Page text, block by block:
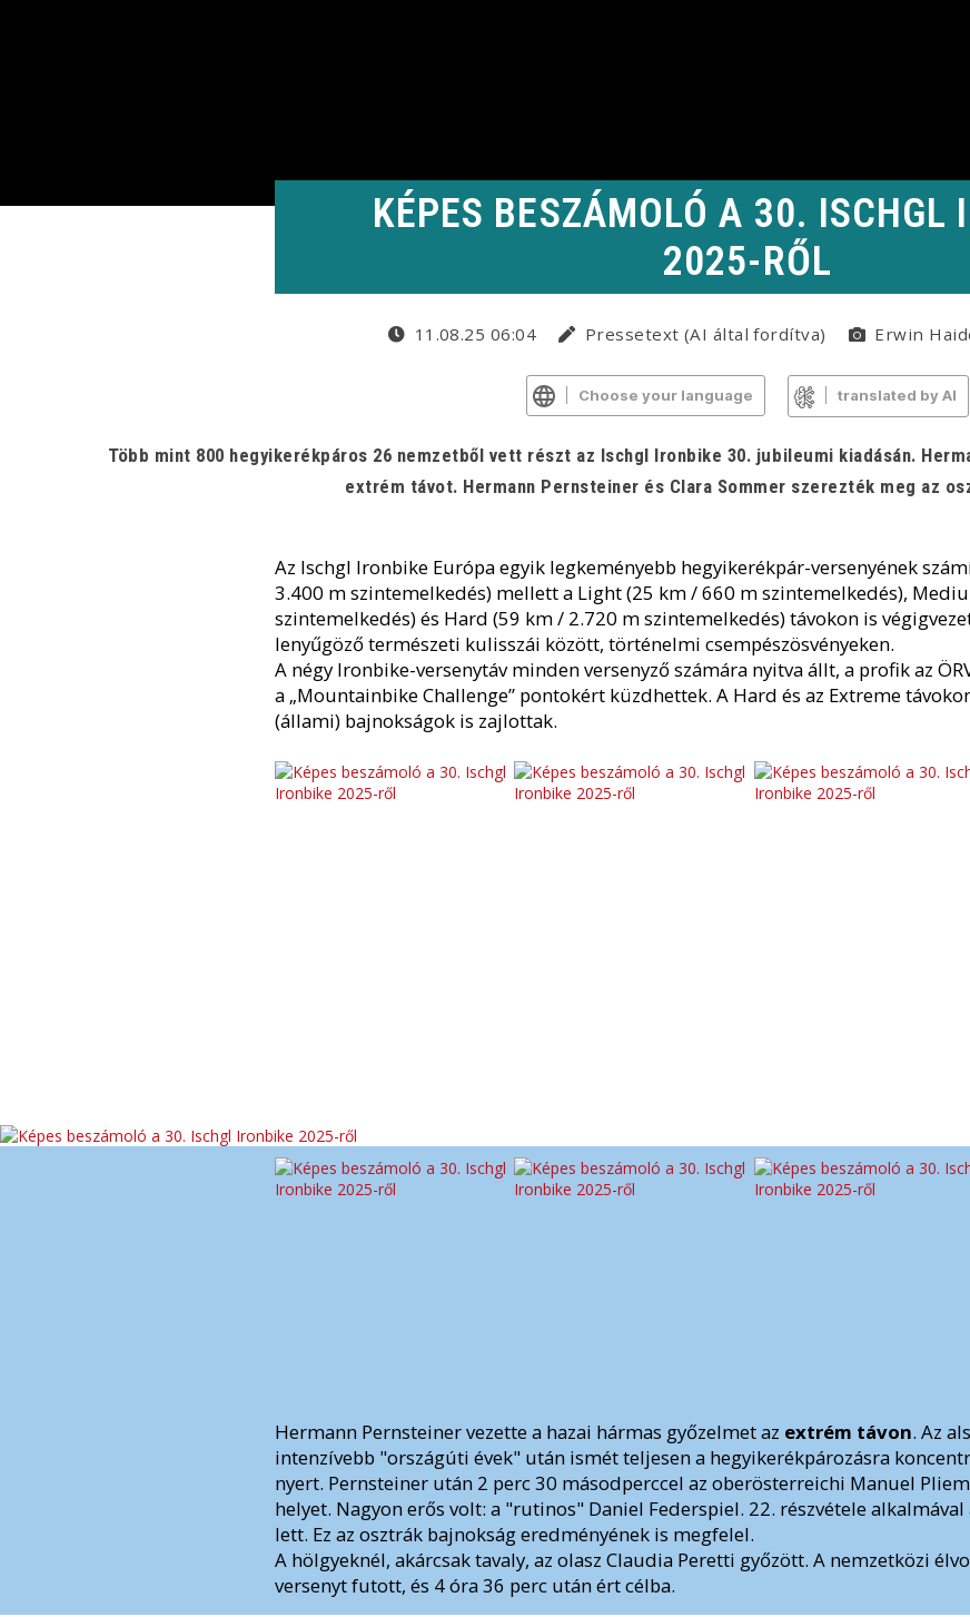
KÉPES BESZÁMOLÓ A 30. ISCHGL
2025-RŐL
11.08.25 06:04 Pressetext (AI által fordítva) Erwin
Choose your language translated by AI
Több mint 800 hegyikerékpáros 26 nemzetből vett részt az Ischgl Ironbike 30. jubileumi kiadásán.
extrém távot. Hermann Pernsteiner és Clara Sommer szerezték meg az
Az Ischgl Ironbike Európa egyik legkeményebb hegyikerékpár-versenyének
3.400 m szintemelkedés) mellett a Light (25 km / 660 m szintemelkedés),
szintemelkedés) és Hard (59 km / 2.720 m szintemelkedés) távokon is
lenyűgöző természeti kulisszái között, történelmi csempészösvényeken.
A négy Ironbike-versenytáv minden versenyző számára nyitva állt, a profik az
a „Mountainbike Challenge” pontokért küzdhettek. A Hard és az Extreme
(állami) bajnokságok is zajlottak.
Hermann Pernsteiner vezette a hazai hármas győzelmet az extrém távon. Az
intenzívebb "országúti évek" után ismét teljesen a hegyikerékpározásra
nyert. Pernsteiner után 2 perc 30 másodperccel az oberösterreichi Manuel
helyet. Nagyon erős volt: a "rutinos" Daniel Federspiel. 22. részvétele
lett. Ez az osztrák bajnokság eredményének is megfelel.
A hölgyeknél, akárcsak tavaly, az olasz Claudia Peretti győzött. A nemzetközi
versenyt futott, és 4 óra 36 perc után ért célba.